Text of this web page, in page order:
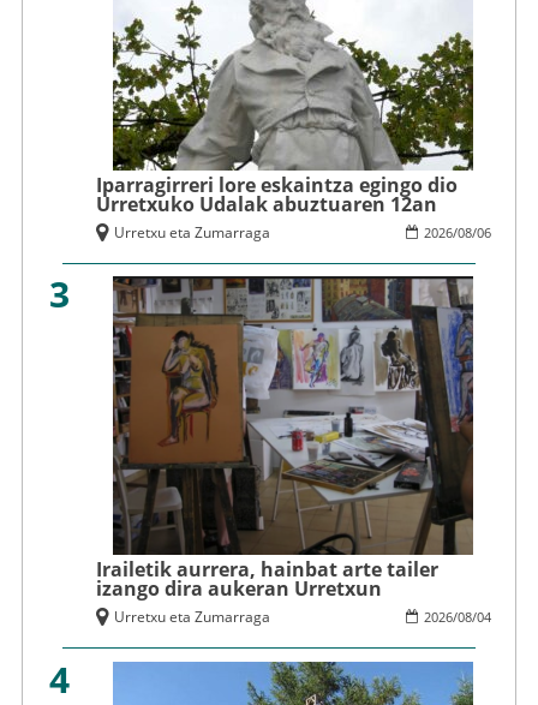
Iparragirreri lore eskaintza egingo dio
Urretxuko Udalak abuztuaren 12an
2026/08/06
Urretxu eta Zumarraga
3
Irailetik aurrera, hainbat arte tailer
izango dira aukeran Urretxun
2026/08/04
Urretxu eta Zumarraga
4